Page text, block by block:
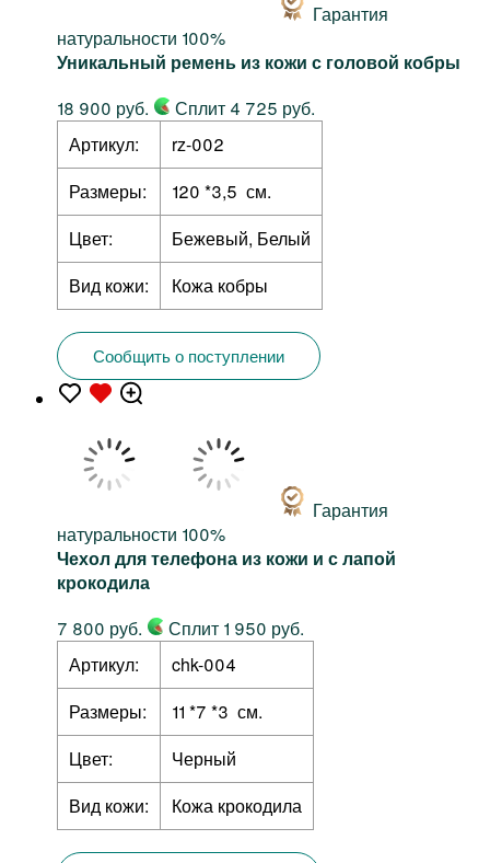
Гарантия
натуральности 100%
Уникальный ремень из кожи с головой кобры
18 900 руб.
Сплит 4 725 руб.
Артикул:
rz-002
Размеры:
120 *3,5 см.
Цвет:
Бежевый, Белый
Вид кожи:
Кожа кобры
Сообщить о поступлении
Гарантия
натуральности 100%
Чехол для телефона из кожи и с лапой
крокодила
7 800 руб.
Сплит 1 950 руб.
Артикул:
chk-004
Размеры:
11 *7 *3 см.
Цвет:
Черный
Вид кожи:
Кожа крокодила